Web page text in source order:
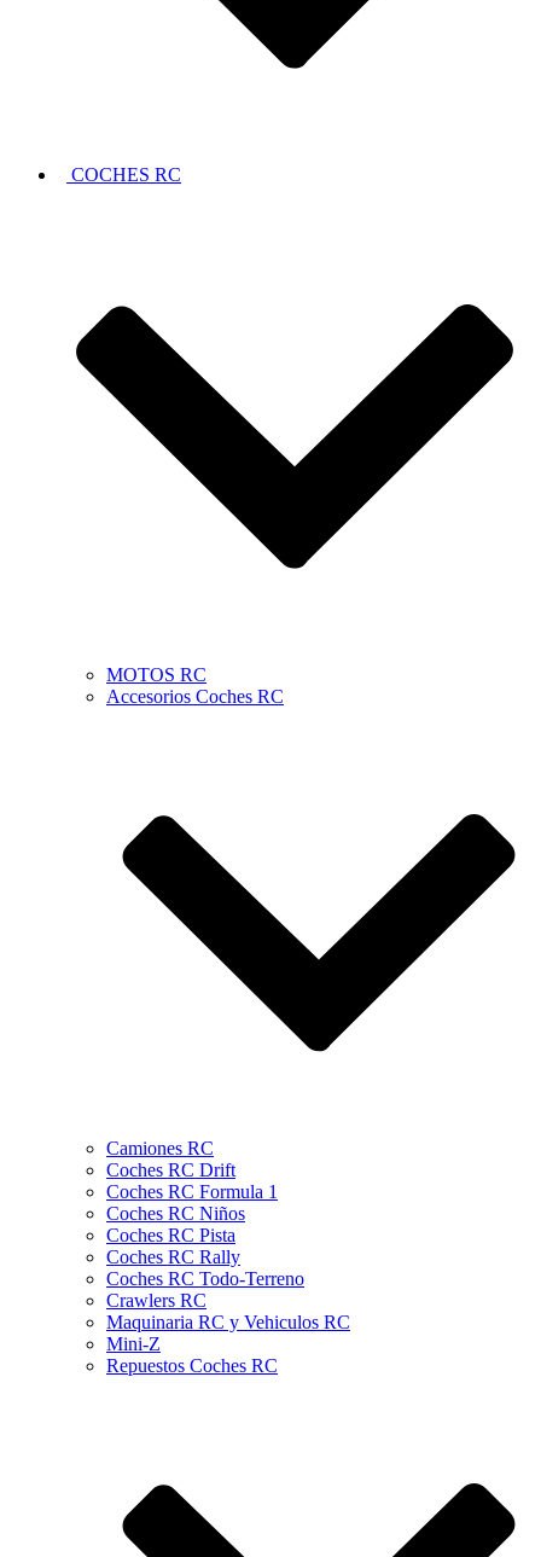
COCHES RC
MOTOS RC
Accesorios Coches RC
Camiones RC
Coches RC Drift
Coches RC Formula 1
Coches RC Niños
Coches RC Pista
Coches RC Rally
Coches RC Todo-Terreno
Crawlers RC
Maquinaria RC y Vehiculos RC
Mini-Z
Repuestos Coches RC